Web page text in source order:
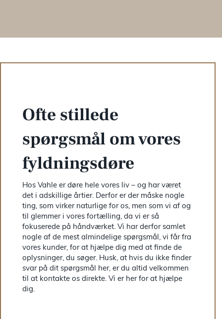
Ofte stillede
spørgsmål om vores
fyldningsdøre
Hos Vahle er døre hele vores liv – og har været
det i adskillige årtier. Derfor er der måske nogle
ting, som virker naturlige for os, men som vi af og
til glemmer i vores fortælling, da vi er så
fokuserede på håndværket. Vi har derfor samlet
nogle af de mest almindelige spørgsmål, vi får fra
vores kunder, for at hjælpe dig med at finde de
oplysninger, du søger. Husk, at hvis du ikke finder
svar på dit spørgsmål her, er du altid velkommen
til at kontakte os direkte. Vi er her for at hjælpe
dig.